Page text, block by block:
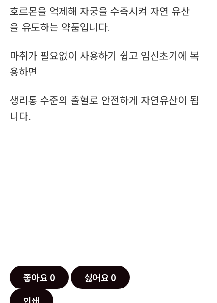
호르몬을 억제해 자궁을 수축시켜 자연 유산
을 유도하는 약품입니다.
마취가 필요없이 사용하기 쉽고 임신초기에 복
용하면
생리통 수준의 출혈로 안전하게 자연유산이 됩
니다.
좋아요 0 싫어요 0
인쇄